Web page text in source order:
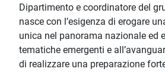
Dipartimento e coordinatore del
nasce con l’esigenza di erogare
unica nel panorama nazionale ed
tematiche emergenti e
di realizzare una preparazione